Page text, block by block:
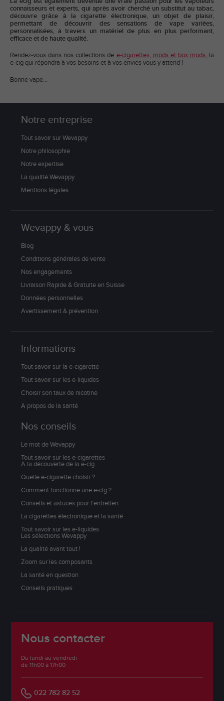
La ecig est également devenue une vraie passion pour les vapoteurs
connaisseurs et experts, qui après avoir cherché un substitut au tabac,
découvre grâce à la cigarette électronique, un objet de plaisir,
permettant de découvrir des sensations de vape variées,
personnalisées, à travers un matériel de plus en plus performant,
efficace et de haute qualité.
Rendez-vous dans nos collections de e-cigarettes, mods et box mods, la
e-cig qui répondra à vos besoins et à vos envies vous y attend !
Bonne vape...
Notre entreprise
Tout savoir sur Wevappy
Notre philosophie
Notre expertise
La qualité Wevappy
Mentions légales
Wevappy & vous
Blog
Conditions générales de vente
Nos engagements
Livraison Rapide & Gratuite en Suisse
Données personnelles
Avertissement & prévention
Informations
Tout savoir sur la e-cigarette
Tout savoir sur les e-liquides
Choisir son taux de nicotine
A propos de la santé
Nos conseils
Le mot de Wevappy
Tout savoir sur les e-cigarettes
A la découverte de la e-cig
Quelle e-cigarette choisir ?
Comment fonctionne une e-cig ?
Conseils et astuces pour l’entretien
La cigarettes électronique et la santé
Tout savoir sur les e-liquides
Les sélections Wevappy
La qualité avant tout !
Zoom sur les composants
La santé en question
Conseils pratiques
Nous contacter
Du lundi au vendredi
de 11h00 à 17h00
022 782 82 52